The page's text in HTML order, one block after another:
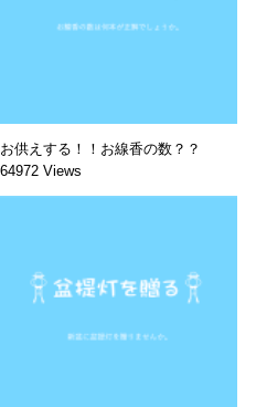
お供えする！！お線香の数？？
64972 Views